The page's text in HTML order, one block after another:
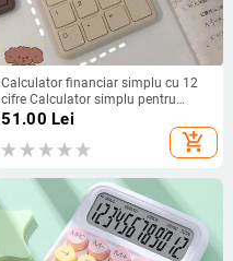
Calculator financiar simplu cu 12
cifre Calculator simplu pentru
contabilitate pentru studenți cu
ecran lat în stil ciocolată Silence
ABS
51.00 Lei
add_shopping_cart